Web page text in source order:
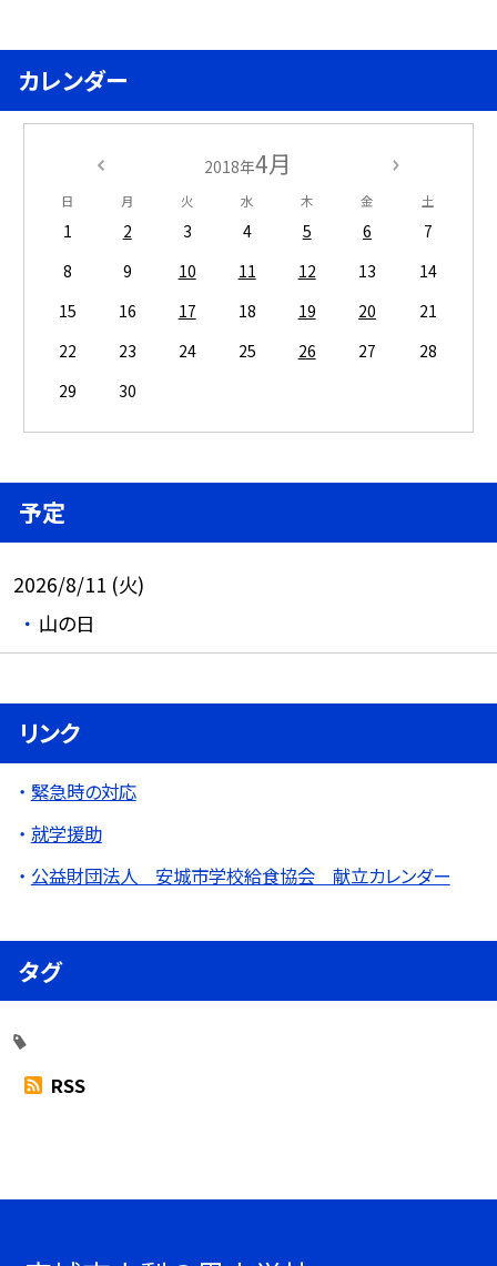
カレンダー
2018年4月
日 月 火 水 木 金 土
1 2 3 4 5 6
7
8
9 10 11 12 13
14
15
16 17 18 19 20
21
22
23 24 25 26 27
28
29
30
予定
2026/8/11 (火)
山の日
リンク
緊急時の対応
就学援助
公益財団法人 安城市学校給食協会 献立カレンダー
タグ
RSS